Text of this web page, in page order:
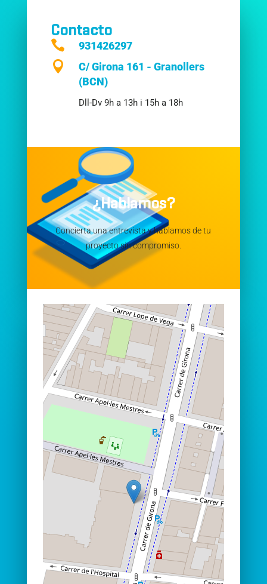
Contacto
 931426297

C/ Girona 161 - Granollers
(BCN)
Dll-Dv 9h a 13h i 15h a 18h
¿Hablamos?
Concierta una entrevista y hablamos de tu
proyecto sin compromiso.